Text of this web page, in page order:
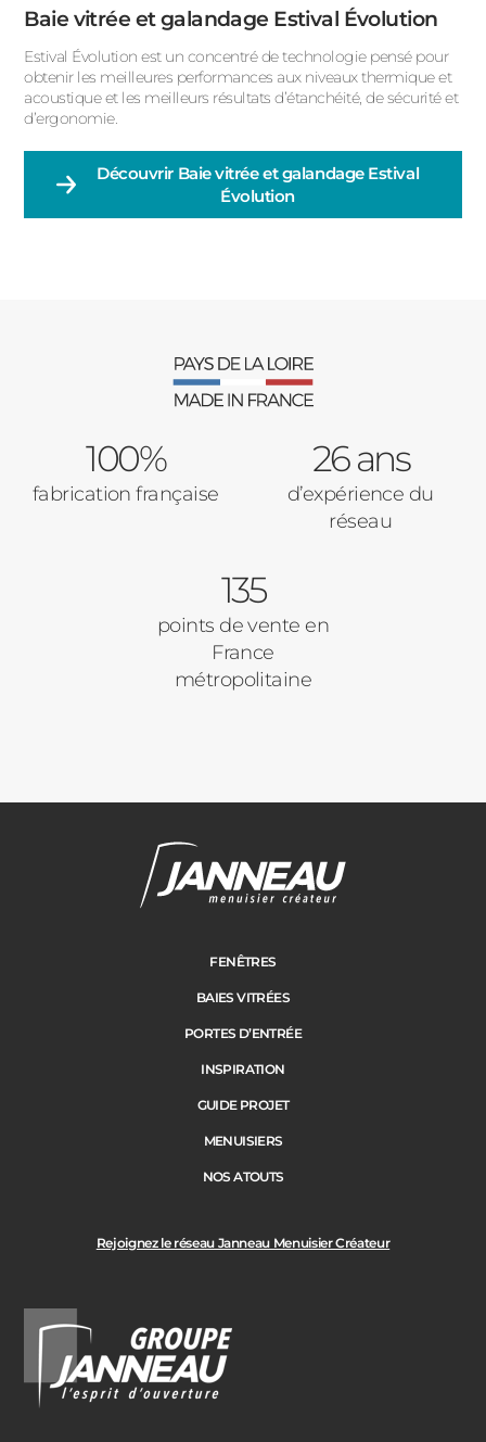
Baie vitrée et galandage Estival Évolution
Estival Évolution est un concentré de technologie pensé pour
obtenir les meilleures performances aux niveaux thermique et
acoustique et les meilleurs résultats d’étanchéité, de sécurité et
d’ergonomie.
Découvrir Baie vitrée et galandage Estival
Évolution
100%
fabrication française
26 ans
d’expérience du
réseau
135
points de vente en
France
métropolitaine
Rejoignez le réseau Janneau Menuisier Créateur
FENÊTRES
BAIES VITRÉES
PORTES D’ENTRÉE
INSPIRATION
GUIDE PROJET
MENUISIERS
NOS ATOUTS
Janneau Menuisier Créateur